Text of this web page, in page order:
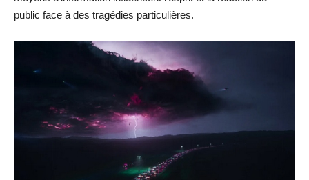
public face à des tragédies particulières.